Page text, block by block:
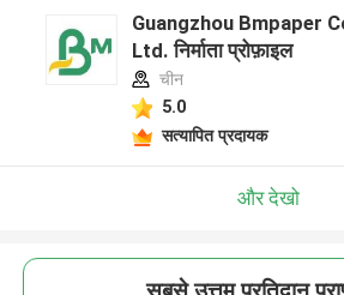
Guangzhou Bmpaper
Ltd. निर्माता प्रोफ़ाइल
चीन
5.0
सत्यापित प्रदायक
और देखो